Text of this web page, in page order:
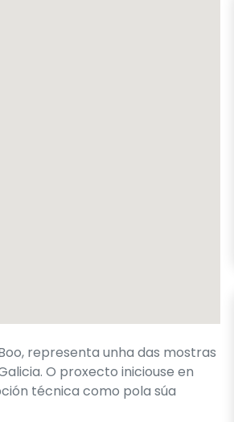
representa unha das mostras
O proxecto iniciouse en
técnica como pola súa